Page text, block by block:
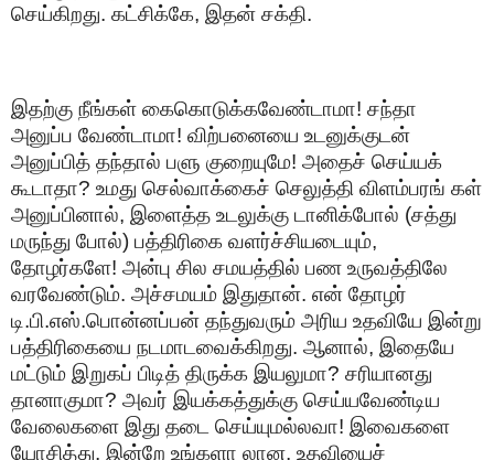
செய்கிறது. கட்சிக்கே, இதன் சக்தி.
இதற்கு நீங்கள் கைகொடுக்கவேண்டாமா! சந்தா
அனுப்ப வேண்டாமா! விற்பனையை உடனுக்குடன்
அனுப்பித் தந்தால் பளு குறையுமே! அதைச் செய்யக்
கூடாதா? உமது செல்வாக்கைச் செலுத்தி விளம்பரங் கள்
அனுப்பினால், இளைத்த உடலுக்கு டானிக்போல் (சத்து
மருந்து போல்) பத்திரிகை வளர்ச்சியடையும்,
தோழர்களே! அன்பு சில சமயத்தில் பண உருவத்திலே
வரவேண்டும். அச்சமயம் இதுதான். என் தோழர்
டி.பி.எஸ்.பொன்னப்பன் தந்துவரும் அரிய உதவியே இன்று
பத்திரிகையை நடமாடவைக்கிறது. ஆனால், இதையே
மட்டும் இறுகப் பிடித் திருக்க இயலுமா? சரியானது
தானாகுமா? அவர் இயக்கத்துக்கு செய்யவேண்டிய
வேலைகளை இது தடை செய்யுமல்லவா! இவைகளை
யோசித்து, இன்றே உங்களா லான, உதவியைச்